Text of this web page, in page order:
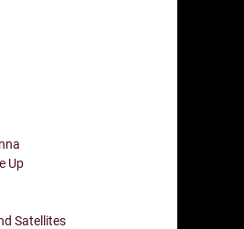
Up
Satellites